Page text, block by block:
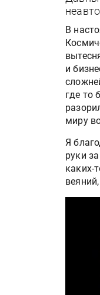
В
и
где то
миру
Я
руки
каких-